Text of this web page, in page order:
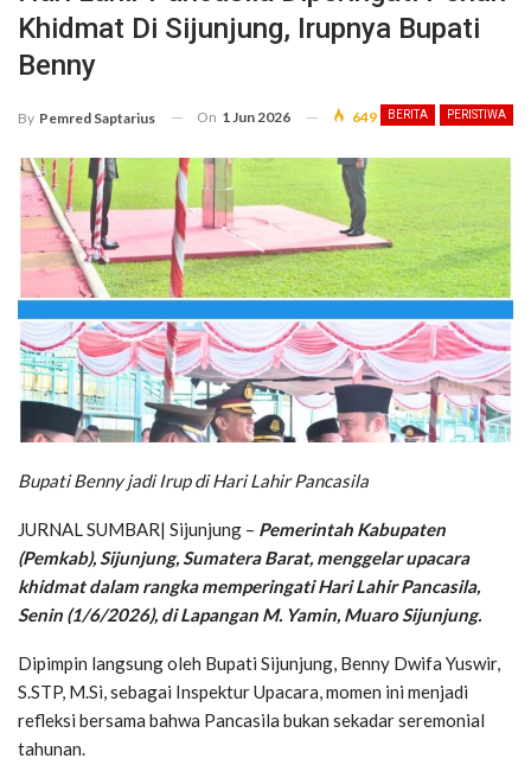
Khidmat Di Sijunjung, Irupnya Bupati
Benny
BERITA PERISTIWA
By Pemred Saptarius On 1 Jun 2026 649
Bupati Benny jadi Irup di Hari Lahir Pancasila
JURNAL SUMBAR| Sijunjung – Pemerintah Kabupaten
(Pemkab), Sijunjung, Sumatera Barat, menggelar upacara
khidmat dalam rangka memperingati Hari Lahir Pancasila,
Senin (1/6/2026), di Lapangan M. Yamin, Muaro Sijunjung.
Dipimpin langsung oleh Bupati Sijunjung, Benny Dwifa Yuswir,
S.STP, M.Si, sebagai Inspektur Upacara, momen ini menjadi
refleksi bersama bahwa Pancasila bukan sekadar seremonial
tahunan.